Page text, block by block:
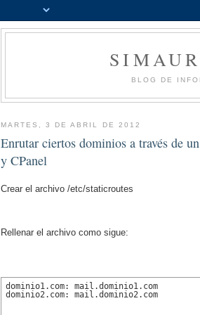
BLOG DE
MARTES, 3 DE ABRIL DE 2012
Enrutar ciertos dominios a través de
y CPanel
Crear el archivo /etc/staticroutes
Rellenar el archivo como sigue:
dominio1.com: mail.dominio1.com
dominio2.com: mail.dominio2.com